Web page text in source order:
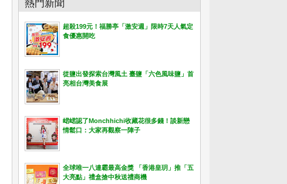
熱門新聞
超殺199元！福勝亭「激安週」限時7天人氣定
食優惠開吃
從鹽出發探索台灣風土 臺鹽「六色風味鹽」首
亮相台灣美食展
峮峮認了Monchhichi收藏花很多錢！談新戀
情鬆口：大家再觀察一陣子
全球唯一八連霸最高金獎 「香港皇玥」推「五
大亮點」禮盒搶中秋送禮商機